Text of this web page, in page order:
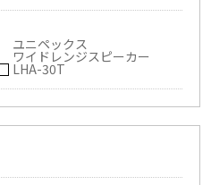
ユニペックス
ワイドレンジスピーカー
LHA-30T